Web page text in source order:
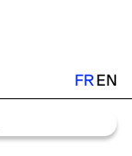
FREN